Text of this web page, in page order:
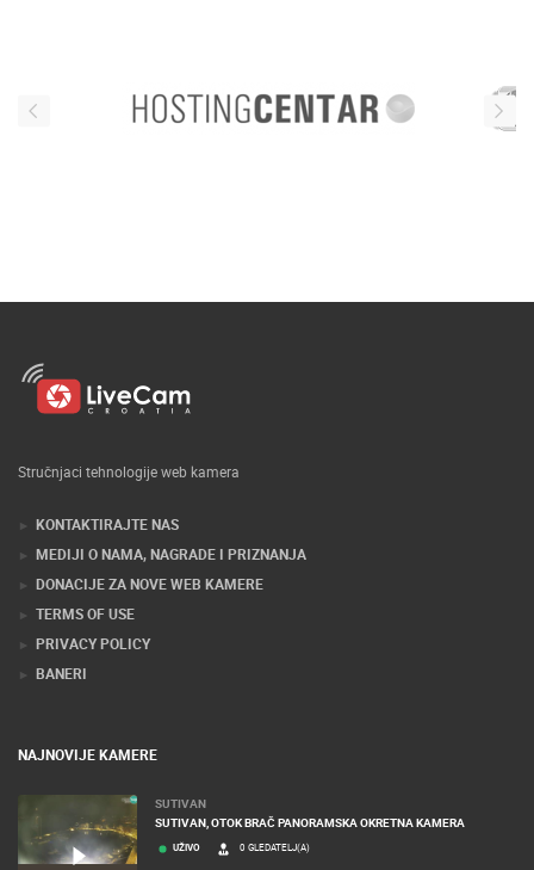
Stručnjaci tehnologije web kamera
KONTAKTIRAJTE NAS
MEDIJI O NAMA, NAGRADE I PRIZNANJA
DONACIJE ZA NOVE WEB KAMERE
TERMS OF USE
PRIVACY POLICY
BANERI
NAJNOVIJE KAMERE
SUTIVAN
SUTIVAN, OTOK BRAČ PANORAMSKA OKRETNA KAMERA
UŽIVO 0 GLEDATELJ(A)